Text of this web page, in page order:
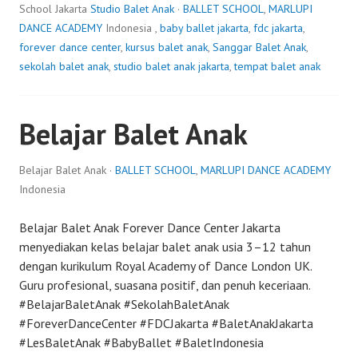
School Jakarta Studio Balet Anak · BALLET SCHOOL, MARLUPI
DANCE ACADEMY Indonesia , baby ballet jakarta, fdc jakarta,
forever dance center, kursus balet anak, Sanggar Balet Anak,
sekolah balet anak, studio balet anak jakarta,tempat balet anak
Belajar Balet Anak
Belajar Balet Anak · BALLET SCHOOL, MARLUPI DANCE ACADEMY
Indonesia
Belajar Balet Anak Forever Dance Center Jakarta
menyediakan kelas belajar balet anak usia 3–12 tahun
dengan kurikulum Royal Academy of Dance London UK.
Guru profesional, suasana positif, dan penuh keceriaan.
#BelajarBaletAnak #SekolahBaletAnak
#ForeverDanceCenter #FDCJakarta #BaletAnakJakarta
#LesBaletAnak #BabyBallet #BaletIndonesia